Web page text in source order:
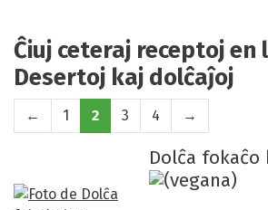
Ĉiuj ceteraj receptoj
Desertoj kaj dolĉaĵoj
← 1 2 3 4 →
Dolĉa